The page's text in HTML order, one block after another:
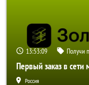
13:53:09 Получи
Первый заказ в сети
Россия